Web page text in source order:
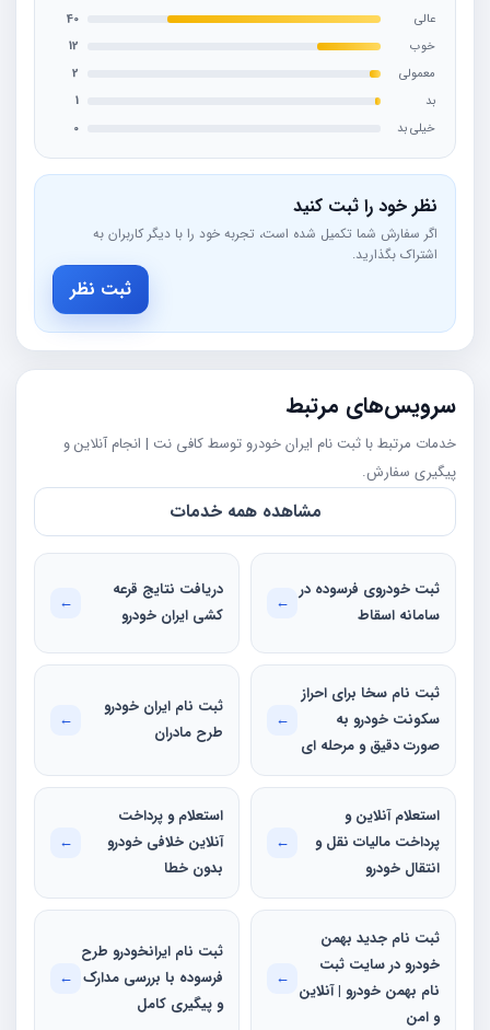
عالی
40
خوب
12
معمولی
2
بد
1
خیلی بد
0
نظر خود را ثبت کنید
اگر سفارش شما تکمیل شده است، تجربه خود را با دیگر کاربران به
اشتراک بگذارید.
ثبت نظر
سرویس‌های مرتبط
خدمات مرتبط با ثبت نام ایران خودرو توسط کافی نت | انجام آنلاین و
پیگیری سفارش.
مشاهده همه خدمات
ثبت خودروی فرسوده در
سامانه اسقاط
←
دریافت نتایج قرعه
کشی ایران خودرو
←
ثبت نام سخا برای احراز
سکونت خودرو به
صورت دقیق و مرحله ای
←
ثبت نام ایران خودرو
طرح مادران
←
استعلام آنلاین و
پرداخت مالیات نقل و
انتقال خودرو
←
استعلام و پرداخت
آنلاین خلافی خودرو
بدون خطا
←
ثبت نام جدید بهمن
خودرو در سایت ثبت
نام بهمن خودرو | آنلاین
و امن
←
ثبت نام ایرانخودرو طرح
فرسوده با بررسی مدارک
و پیگیری کامل
←